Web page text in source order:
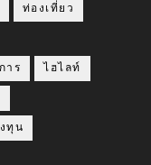
ท่องเที่ยว
าร ไฮไลท์
ทุน